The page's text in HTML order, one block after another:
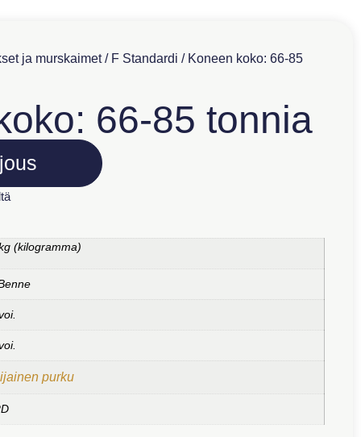
ja murskaimet/ F Standardi / Koneen koko: 66-85
66-85 tonnia
(kilogramma)
purku